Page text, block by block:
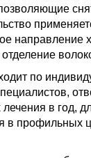
направление
по
в год,
в